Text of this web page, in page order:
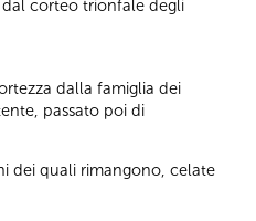
corteo trionfale degli
dalla famiglia dei
passato poi di
dei quali rimangono, celate